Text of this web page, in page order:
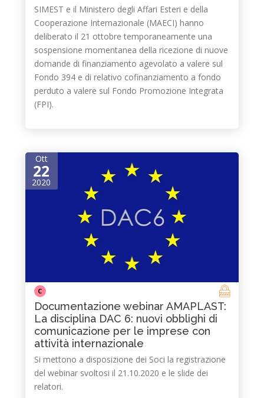
SIMEST e il Ministero degli Affari Esteri e della
Cooperazione Internazionale (MAECI) hanno
deliberato il 21 ottobre temporaneamente una
sospensione momentanea della ricezione di nuove
domande di finanziamento agevolato a valere sul
Fondo 394 e di relativo cofinanziamento a fondo
perduto a valere sul Fondo Promozione Integrata
(FPI).
Ott
22
2020
C
Documentazione webinar AMAPLAST:
La disciplina DAC 6: nuovi obblighi di
comunicazione per le imprese con
attività internazionale
Si mettono a disposizione dei Soci la registrazione
del webinar svoltosi il 21.10.2020 e le slide dei
relatori.